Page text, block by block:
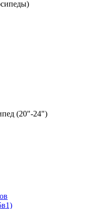
(20"-24")